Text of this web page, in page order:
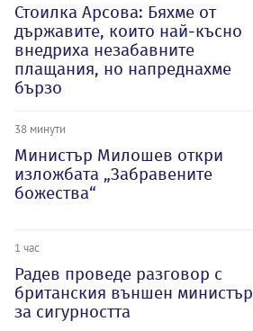
Стоилка Арсова: Бяхме от
държавите, които най-късно
внедриха незабавните
плащания, но напреднахме
бързо
38 минути
Министър Милошев откри
изложбата „Забравените
божества“
1 час
Радев проведе разговор с
британския външен министър
за сигурността